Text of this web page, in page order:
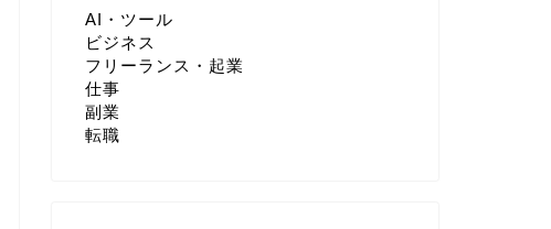
AI・ツール
ビジネス
フリーランス・起業
仕事
副業
転職